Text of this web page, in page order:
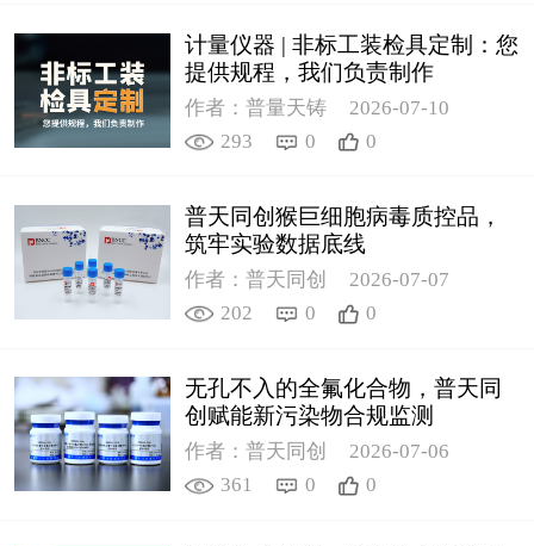
计量仪器 | 非标工装检具定制：您
提供规程，我们负责制作
作者：普量天铸
2026-07-10
293
0 0
普天同创猴巨细胞病毒质控品，
筑牢实验数据底线
作者：普天同创
2026-07-07
202
0 0
无孔不入的全氟化合物，普天同
创赋能新污染物合规监测
作者：普天同创
2026-07-06
361
0 0